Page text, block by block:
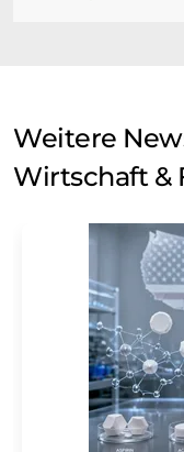
Weitere
Wirtschaft &